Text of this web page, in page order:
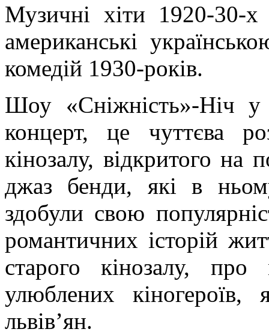
Музичні хіти 1920-30-х
американські
комедій 1930-років.
Шоу «Сніжність»-Ніч
концерт, це чуттєва
кінозалу, відкритого на
джаз бенди, які в
здобули свою
романтичних історій
старого кінозалу,
улюблених кіногероїв,
львів’ян.